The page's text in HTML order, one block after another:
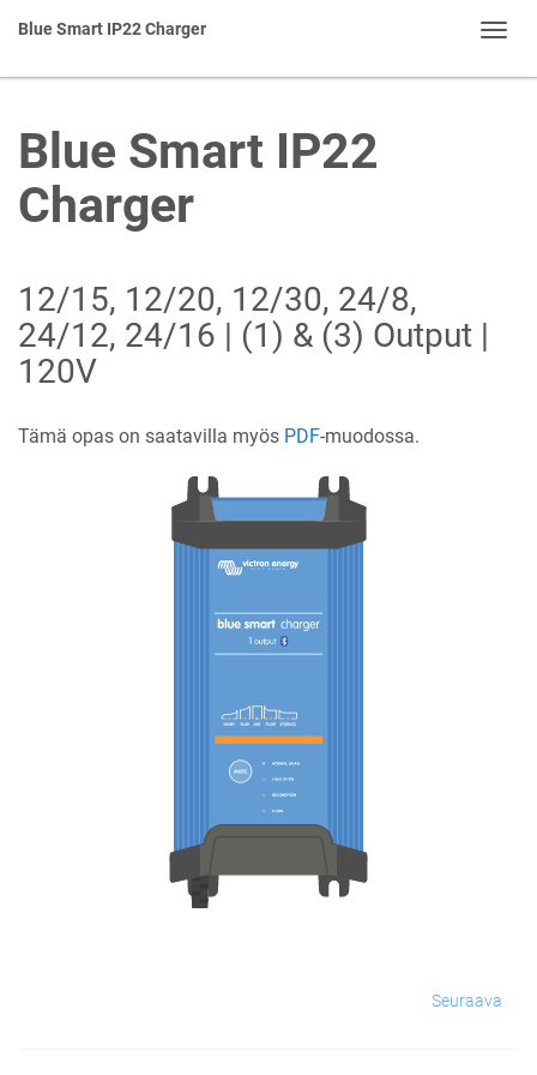
Blue Smart IP22 Charger
Blue Smart IP22
Charger
12/15, 12/20, 12/30, 24/8,
24/12, 24/16 | (1) & (3) Output |
120V
Tämä opas on saatavilla myös PDF-muodossa.
Seuraava